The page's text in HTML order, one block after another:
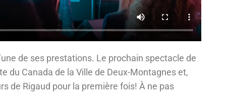
de ses prestations. Le prochain spectacle de
du Canada de la Ville de Deux-Montagnes et,
de Rigaud pour la première fois! À ne pas